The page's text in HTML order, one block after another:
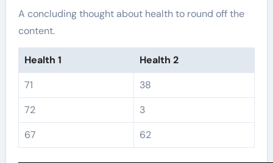
A concluding thought about health to round off the
content.
Health 1
Health 2
71
38
72
3
67
62